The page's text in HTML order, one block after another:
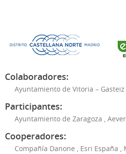
Colaboradores:
Ayuntamiento de Vitoria – Gasteiz
Participantes:
Ayuntamiento de Zaragoza
Cooperadores:
Compañía Danone Esri España